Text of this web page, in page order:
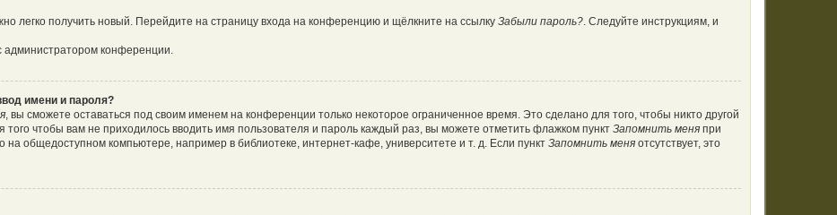
легко получить новый. Перейдите на страницу входа на конференцию и щёлкните на ссылку Забыли пароль?. Следуйте инструкциям, и
администратором конференции.
имени и пароля?
, вы сможете оставаться под своим именем на конференции только некоторое ограниченное время. Это сделано для того, чтобы никто другой
того чтобы вам не приходилось вводить имя пользователя и пароль каждый раз, вы можете отметить флажком пункт Запомнить меня при
общедоступном компьютере, например в библиотеке, интернет-кафе, университете и т. д. Если пункт Запомнить меня отсутствует, это